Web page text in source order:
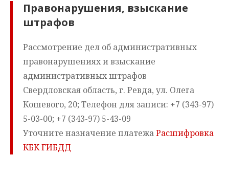
Правонарушения, взыскание
штрафов
Рассмотрение дел об административных
правонарушениях и взыскание
административных штрафов
Свердловская область, г. Ревда, ул. Олега
Кошевого, 20; Телефон для записи: +7 (343-97)
5-03-00; +7 (343-97) 5-43-09
Уточните назначение платежаРасшифровка
КБК ГИБДД